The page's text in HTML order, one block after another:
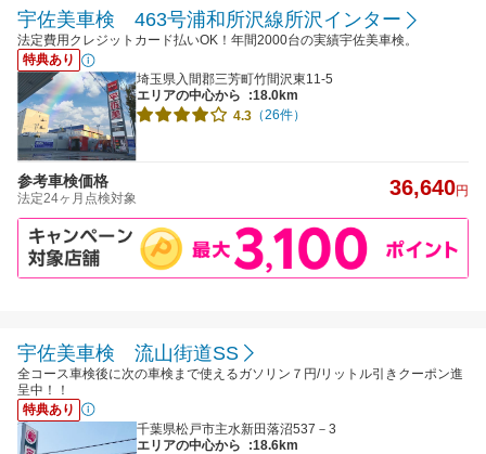
宇佐美車検 463号浦和所沢線所沢インター
法定費用クレジットカード払いOK！年間2000台の実績宇佐美車検。
特典あり
埼玉県入間郡三芳町竹間沢東11-5
エリアの中心から
:18.0km
4.3 （26件）
参考車検価格
法定24ヶ月点検対象 36,640円
宇佐美車検 流山街道SS
全コース車検後に次の車検まで使えるガソリン７円/リットル引きクーポン進
呈中！！
特典あり
千葉県松戸市主水新田落沼537－3
エリアの中心から
:18.6km